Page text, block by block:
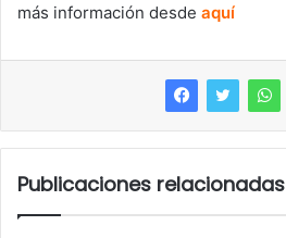
más información desde aquí
Publicaciones relacionadas